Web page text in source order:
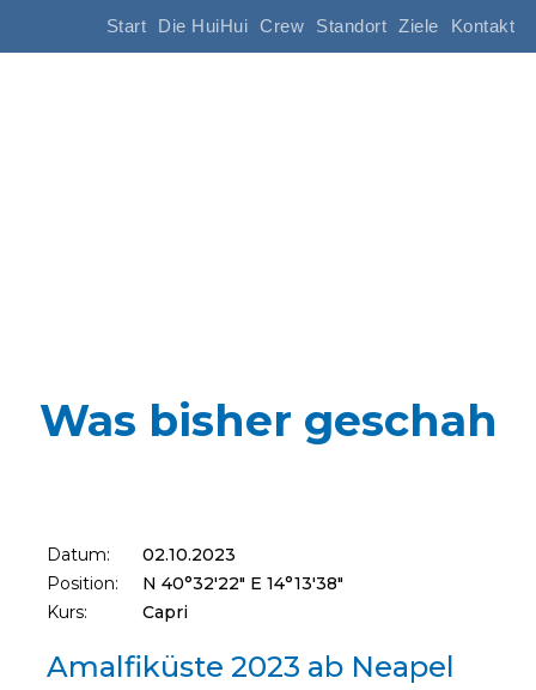
Start Die HuiHui Crew Standort Ziele Kontakt
Was bisher geschah
Datum:
02.10.2023
Position:
N 40°32'22" E 14°13'38"
Kurs:
Capri
Amalfiküste 2023 ab Neapel